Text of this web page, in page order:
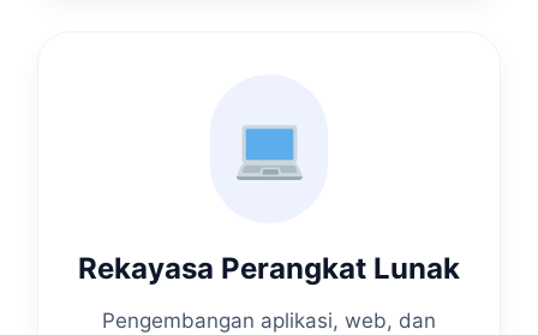
Rekayasa Perangkat Lunak
Pengembangan aplikasi, web, dan